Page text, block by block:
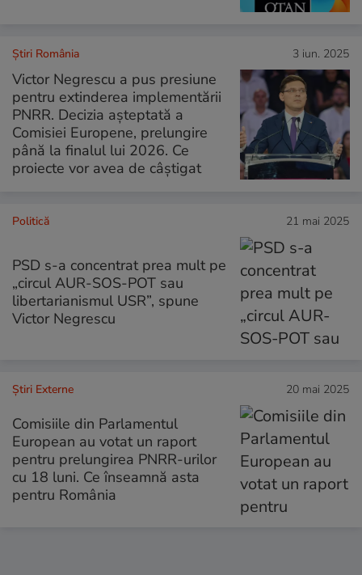
Știri România 3 iun. 2025
Victor Negrescu a pus presiune
pentru extinderea implementării
PNRR. Decizia așteptată a
Comisiei Europene, prelungire
până la finalul lui 2026. Ce
proiecte vor avea de câștigat
Politică 21 mai 2025
PSD s-a concentrat prea mult pe
„circul AUR-SOS-POT sau
libertarianismul USR”, spune
Victor Negrescu
Știri Externe 20 mai 2025
Comisiile din Parlamentul
European au votat un raport
pentru prelungirea PNRR-urilor
cu 18 luni. Ce înseamnă asta
pentru România